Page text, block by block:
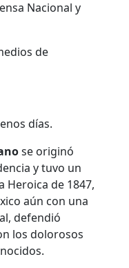
Nacional y
de
días.
se originó
y tuvo un
Heroica de 1847,
aún con una
defendió
los dolorosos